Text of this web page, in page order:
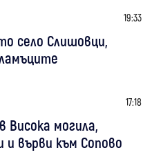
19:33
село Слишовци,
17:18
Висока могила,
и върви към Сопово